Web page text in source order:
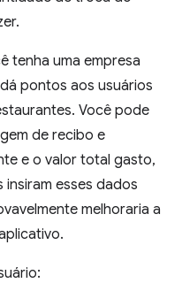
tenha uma empresa
pontos aos usuários
Você pode
de recibo e
e o valor total gasto,
insiram esses dados
melhoraria a